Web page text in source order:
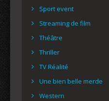
Sport event
Streaming de film
Théâtre
Thriller
TV Réalité
Une bien belle merde
Western